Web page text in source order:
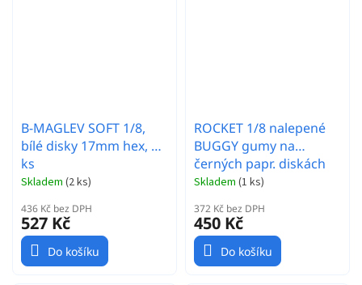
B-MAGLEV SOFT 1/8,
bílé disky 17mm hex, 2
ks
Skladem (2 ks)
436 Kč bez DPH
527 Kč
Do košíku
ROCKET 1/8 nalepené
BUGGY gumy na
černých papr. diskách
Skladem (1 ks)
372 Kč bez DPH
450 Kč
Do košíku